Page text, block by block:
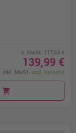
o. MwSt. 117,64 €
139,99 €
inkl. MwSt. zzgl. Versand
shopping_cart